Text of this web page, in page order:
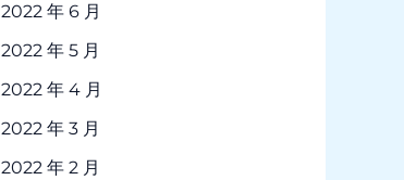
2022 年 6 月
2022 年 5 月
2022 年 4 月
2022 年 3 月
2022 年 2 月